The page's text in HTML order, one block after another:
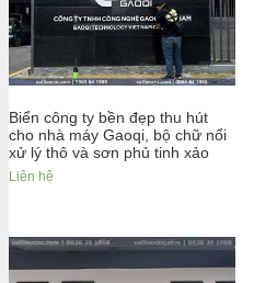
Biển công ty bền đẹp thu hút
cho nhà máy Gaoqi, bộ chữ nổi
xử lý thô và sơn phủ tinh xảo
Liên hệ